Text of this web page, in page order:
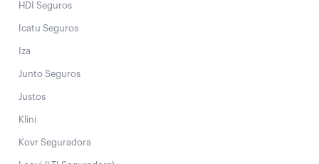
HDI Seguros
Icatu Seguros
Iza
Junto Seguros
Justos
Klini
Kovr Seguradora